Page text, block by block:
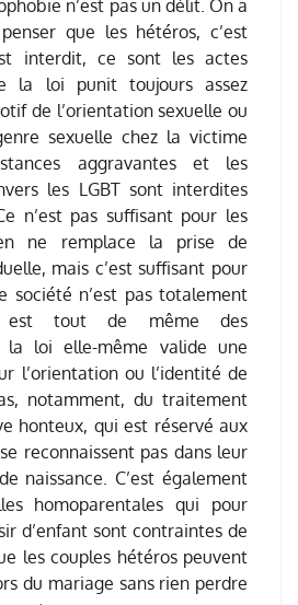
n’est pas un délit. On a
que les hétéros, c’est
interdit, ce sont les actes
la loi punit toujours assez
de l’orientation sexuelle ou
sexuelle chez la victime
aggravantes et les
les LGBT sont interdites
n’est pas suffisant pour les
ne remplace la prise de
mais c’est suffisant pour
société n’est pas totalement
est tout de même des
la loi elle-même valide une
l’orientation ou l’identité de
notamment, du traitement
honteux, qui est réservé aux
reconnaissent pas dans leur
naissance. C’est également
homoparentales qui pour
d’enfant sont contraintes de
les couples hétéros peuvent
du mariage sans rien perdre